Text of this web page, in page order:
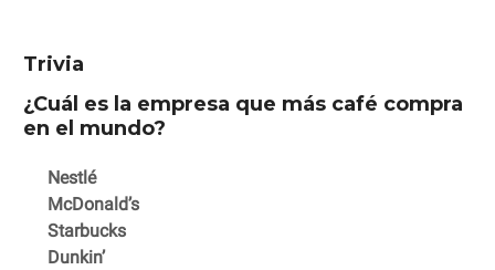
Trivia
¿Cuál es la empresa que más café compra
en el mundo?
Nestlé
McDonald’s
Starbucks
Dunkin’